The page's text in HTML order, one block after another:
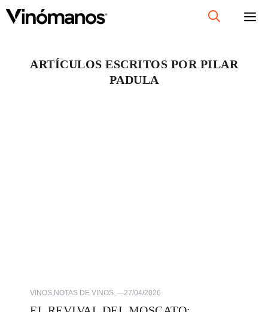
ARTÍCULOS ESCRITOS POR PILAR
PADULA
VINOS,NOTAS DE VINOS —27/04/2026